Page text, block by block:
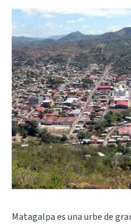
Matagalpa es una urbe de